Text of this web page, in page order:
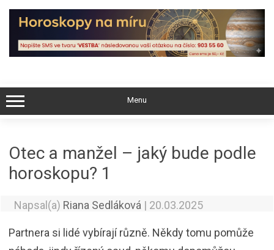
Skip
content
Menu
Otec a manžel – jaký bude podle
horoskopu? 1
Napsal(a) Riana Sedláková | 20.03.2025
Partnera si lidé vybírají různě. Někdy tomu pomůže